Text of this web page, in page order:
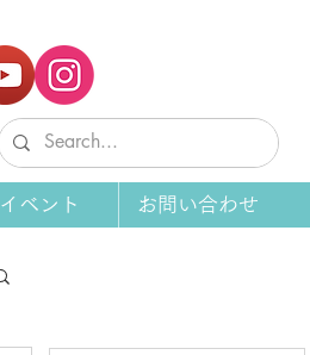
イベント お問い合わせ